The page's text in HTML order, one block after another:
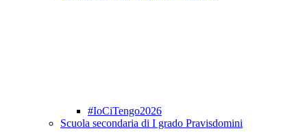
#IoCiTengo2026
Scuola secondaria di I grado Pravisdomini